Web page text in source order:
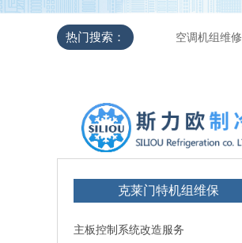
热门搜索： 空调机组维修
克莱门特机组维保
主板控制系统改造服务